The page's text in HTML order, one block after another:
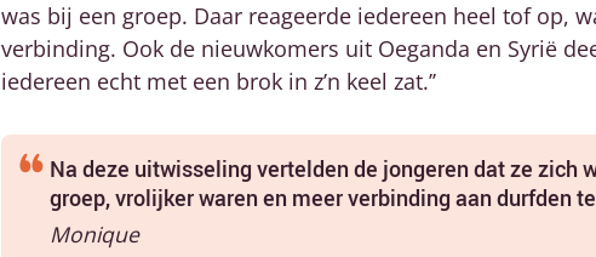
was bij een groep. Daar reageerde iedereen heel tof op,
verbinding. Ook de nieuwkomers uit Oeganda en Syrië
iedereen echt met een brok in z’n keel zat.’’
Na deze uitwisseling vertelden de jongeren dat ze zich
groep, vrolijker waren en meer verbinding aan durfden
Monique